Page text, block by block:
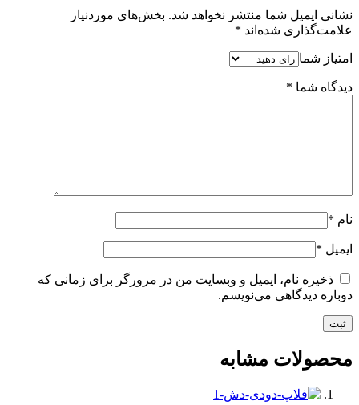
شما منتشر نخواهد شد. بخش‌های موردنیاز
شده‌اند*
*
ایمیل و وبسایت من در مرورگر برای زمانی که
می‌نویسم.
مشابه